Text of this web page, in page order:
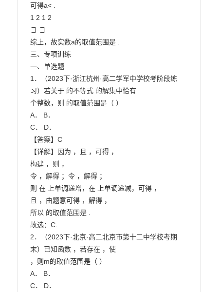
可得a< .
1 2 1 2
∃ ∃
综上，故实数a的取值范围是 .
三、专项训练
一、单选题
1．（2023下·浙江杭州·高二学军中学校考阶段练
习）若关于 的不等式 的解集中恰有
个整数，则 的取值范围是（ ）
A． B．
C． D．
【答案】C
【详解】因为 ，且 ，可得 ，
构建 ，则 ，
令 ，解得 ；令 ，解得 ；
则 在 上单调递增，在 上单调递减，可得 ，
且 ，由题意可得 ，解得 ，
所以 的取值范围是 .
故选：C.
2．（2023下·北京·高二北京市第十二中学校考期
末）已知函数 ，若存在 ，使
，则m的取值范围是（ ）
A． B．
C． D．